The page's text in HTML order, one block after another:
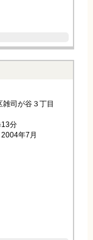
雑司が谷３丁目
分
2004年7月